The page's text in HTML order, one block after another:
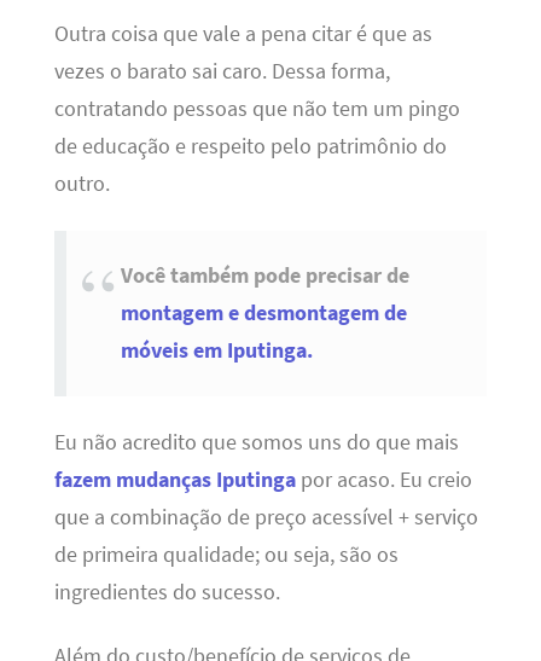
Outra coisa que vale a pena citar é que as
vezes o barato sai caro. Dessa forma,
contratando pessoas que não tem um pingo
de educação e respeito pelo patrimônio do
outro.
Você também pode precisar de
montagem e desmontagem de
móveis em Iputinga.
Eu não acredito que somos uns do que mais
fazem mudanças Iputingapor acaso. Eu creio
que a combinação de preço acessível + serviço
de primeira qualidade; ou seja, são os
ingredientes do sucesso.